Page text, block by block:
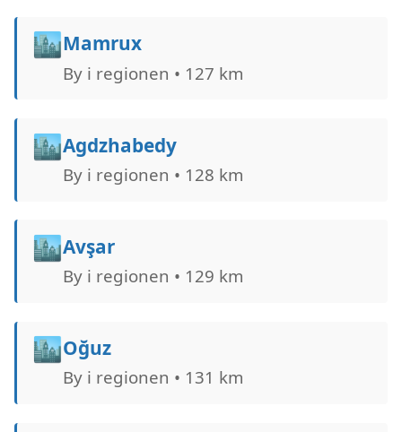
🏙️Mamrux
By i regionen • 127 km
🏙️Agdzhabedy
By i regionen • 128 km
🏙️Avşar
By i regionen • 129 km
🏙️Oğuz
By i regionen • 131 km